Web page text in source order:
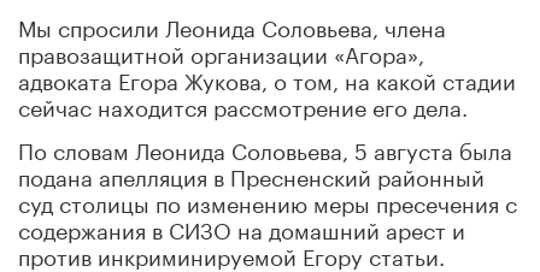
Мы спросили Леонида Соловьева, члена
правозащитной организации «Агора»,
адвоката Егора Жукова, о том, на какой стадии
сейчас находится рассмотрение его дела.
По словам Леонида Соловьева, 5 августа была
подана апелляция в Пресненский районный
суд столицы по изменению меры пресечения с
содержания в СИЗО на домашний арест и
против инкриминируемой Егору статьи.